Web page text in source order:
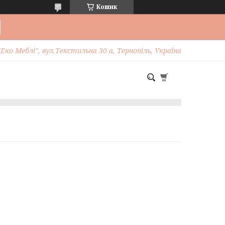
Кошик
Меблі", вул.Текстильна 30 а, Тернопіль, Україна